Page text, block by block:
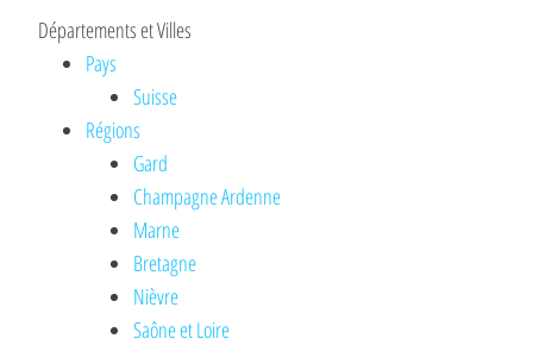
Départements et Villes
Pays
Suisse
Régions
Gard
Champagne Ardenne
Marne
Bretagne
Nièvre
Saône et Loire